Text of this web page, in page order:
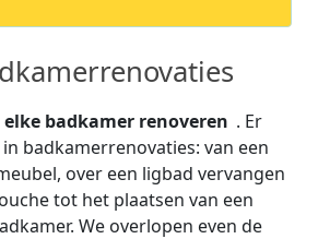
elke badkamer renoveren . Er
badkamerrenovaties: van een
over een ligbad vervangen
tot het plaatsen van een
We overlopen even de